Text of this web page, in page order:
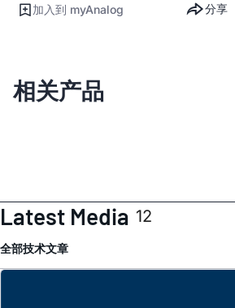
加入到 myAnalog 分享
相关产品
Latest Media 12
全部技术文章